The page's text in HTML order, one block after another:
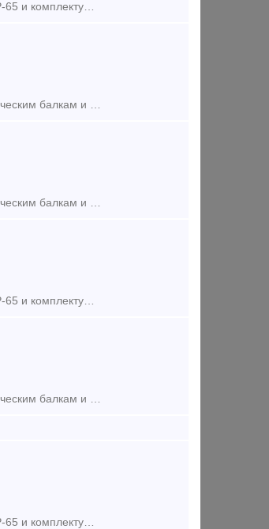
Предложение (продажа) Поставляем из наличия и под заказ стрелочные переводы Р-50, Р-65 и комплектующие разных проектов, новые, с хранения, б/у, восстановленны
Предложение (продажа) Производим крепления для всех типов крановых рельс к металлическим балкам и бетонным основаниям по ТУ и ГОСТ 24741-81. Планка Прижимная
Предложение (продажа) Производим крепления для всех типов крановых рельс к металлическим балкам и бетонным основаниям по ТУ и ГОСТ 24741-81. Прижимные планки
Предложение (продажа) Поставляем из наличия и под заказ стрелочные переводы Р-50, Р-65 и комплектующие разных проектов, новые, с хранения, б/у, восстановленны
Предложение (продажа) Производим крепления для всех типов крановых рельс к металлическим балкам и бетонным основаниям по ТУ и ГОСТ 24741-81. Прижимные планки
Предложение (продажа) Поставляем из наличия и под заказ стрелочные переводы Р-50, Р-65 и комплектующие разных проектов, новые, с хранения, б/у, восстановленны